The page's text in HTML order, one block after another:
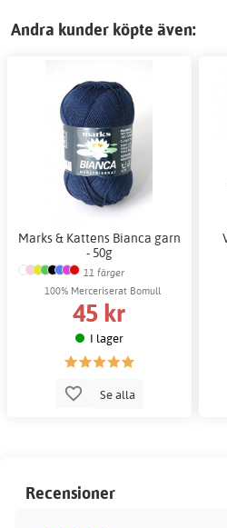
Andra kunder köpte även:
Marks & Kattens Bianca garn
- 50g
11 färger
100% Merceriserat Bomull
45 kr
I lager
Se alla
Recensioner